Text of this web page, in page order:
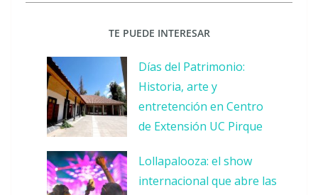
TE PUEDE INTERESAR
Días del Patrimonio:
Historia, arte y
entretención en Centro
de Extensión UC Pirque
Lollapalooza: el show
internacional que abre las